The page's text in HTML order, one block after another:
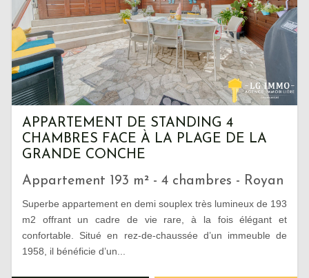
APPARTEMENT DE STANDING 4
CHAMBRES FACE À LA PLAGE DE LA
GRANDE CONCHE
Appartement 193 m² - 4 chambres - Royan
Superbe appartement en demi souplex très lumineux de 193
m2 offrant un cadre de vie rare, à la fois élégant et
confortable. Situé en rez-de-chaussée d’un immeuble de
1958, il bénéficie d’un...